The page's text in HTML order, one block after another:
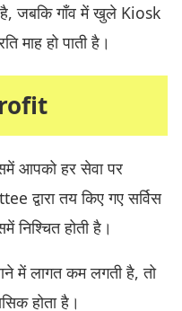
जबकि गाँव में खुले Kiosk
माह हो पाती है।
आपको हर सेवा पर
तय किए गए सर्विस
निश्चित होती है।
में लागत कम लगती है, तो
होता है।